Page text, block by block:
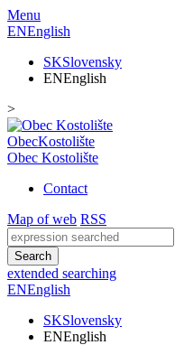
Menu
ENEnglish
SKSlovensky
ENEnglish
>
ObecKostolište
Obec Kostolište
Contact
Map of web RSS
Search
extended searching
ENEnglish
SKSlovensky
ENEnglish